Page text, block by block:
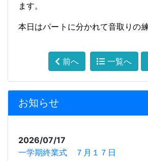
ます。
本日はパートに分かれて音取りの
前へ 一覧へ
お知らせ
2026/07/17
一学期終業式 ７月１７日